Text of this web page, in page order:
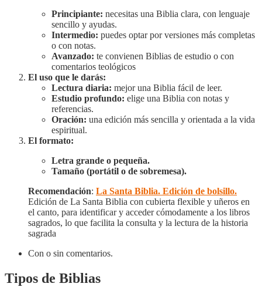
Principiante: necesitas una Biblia clara, con lenguaje
sencillo y ayudas.
Intermedio: puedes optar por versiones más completas
o con notas.
Avanzado: te convienen Biblias de estudio o con
comentarios teológicos
El uso que le darás:
Lectura diaria: mejor una Biblia fácil de leer.
Estudio profundo: elige una Biblia con notas y
referencias.
Oración: una edición más sencilla y orientada a la vida
espiritual.
El formato:
Letra grande o pequeña.
Tamaño (portátil o de sobremesa).
Recomendación: La Santa Biblia. Edición de bolsillo.
Edición de La Santa Biblia con cubierta flexible y uñeros en
el canto, para identificar y acceder cómodamente a los libros
sagrados, lo que facilita la consulta y la lectura de la historia
sagrada
Con o sin comentarios.
Tipos de Biblias